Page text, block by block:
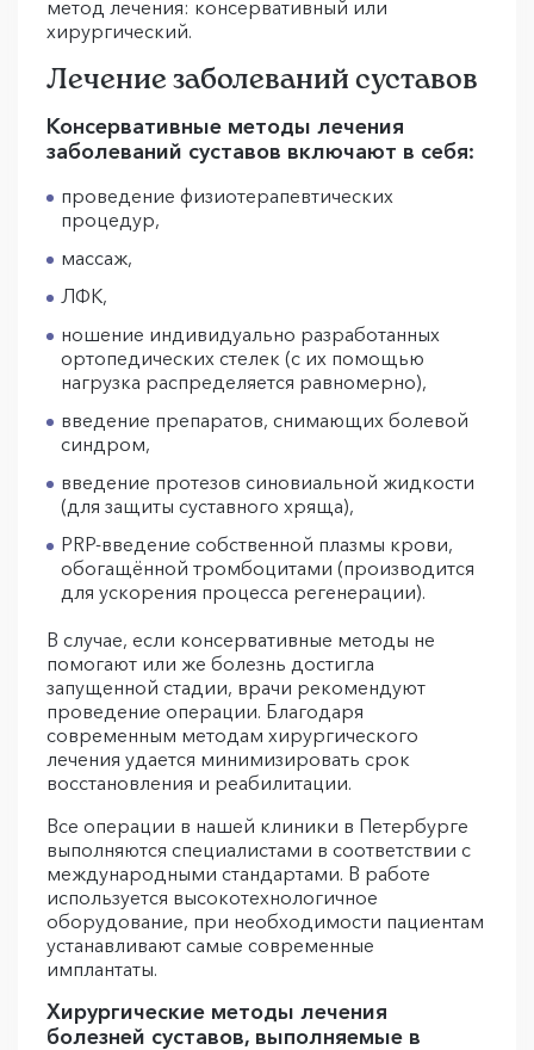
метод лечения: консервативный или
хирургический.
Лечение заболеваний суставов
Консервативные методы лечения
заболеваний суставов включают в себя:
проведение физиотерапевтических
процедур,
массаж,
ЛФК,
ношение индивидуально разработанных
ортопедических стелек (с их помощью
нагрузка распределяется равномерно),
введение препаратов, снимающих болевой
синдром,
введение протезов синовиальной жидкости
(для защиты суставного хряща),
PRP-введение собственной плазмы крови,
обогащённой тромбоцитами (производится
для ускорения процесса регенерации).
В случае, если консервативные методы не
помогают или же болезнь достигла
запущенной стадии, врачи рекомендуют
проведение операции. Благодаря
современным методам хирургического
лечения удается минимизировать срок
восстановления и реабилитации.
Все операции в нашей клиники в Петербурге
выполняются специалистами в соответствии с
международными стандартами. В работе
используется высокотехнологичное
оборудование, при необходимости пациентам
устанавливают самые современные
имплантаты.
Хирургические методы лечения
болезней суставов, выполняемые в